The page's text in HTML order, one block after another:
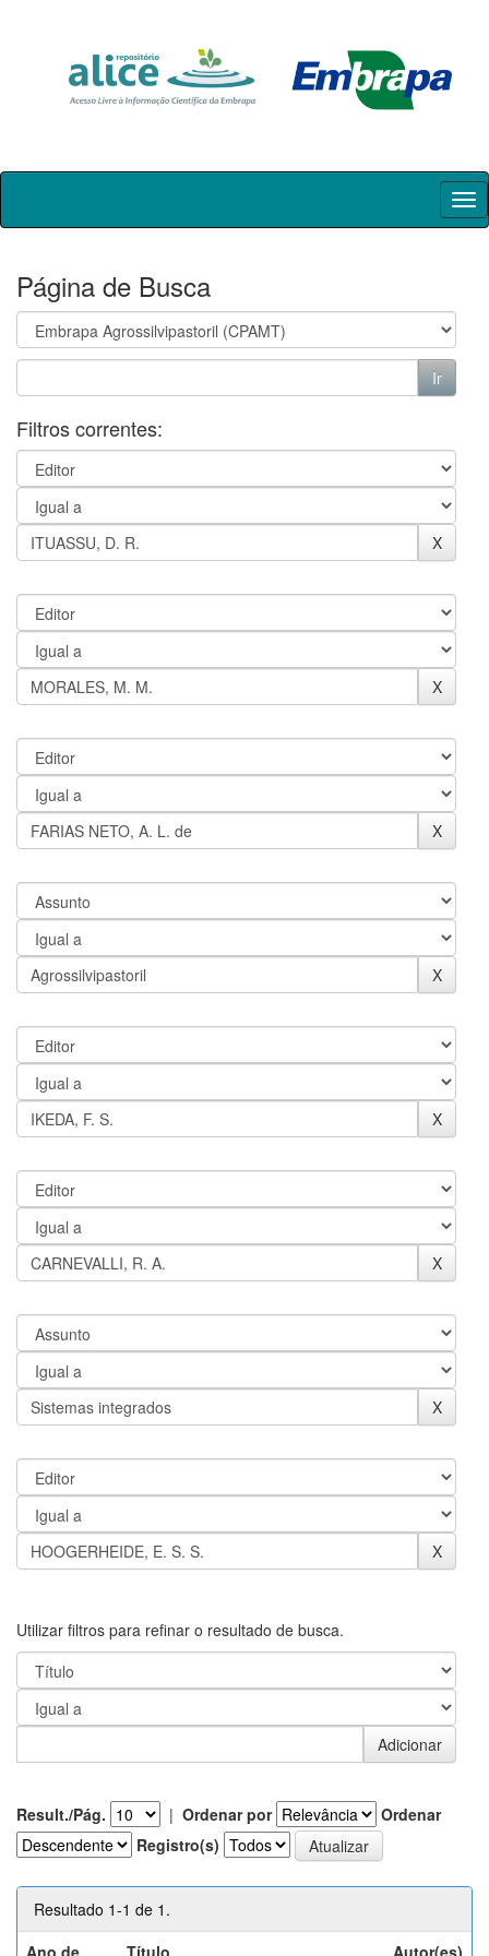
Skip
Página de Busca
Filtros correntes:
Utilizar filtros para refinar o resultado de busca.
Result./Pág. | Ordenar por
Ordenar
Registro(s)
Resultado 1-1 de 1.
Ano de
Título Autor(es)